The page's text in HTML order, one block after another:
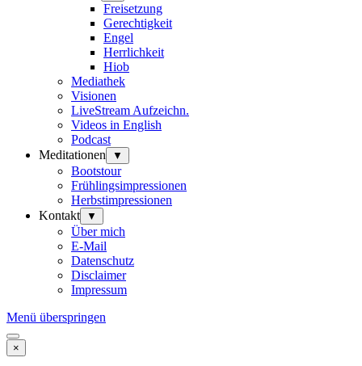
Freisetzung
Gerechtigkeit
Engel
Herrlichkeit
Hiob
Mediathek
Visionen
LiveStream Aufzeichn.
Videos in English
Podcast
Meditationen
▼
Bootstour
Frühlingsimpressionen
Herbstimpressionen
Kontakt
▼
Über mich
E-Mail
Datenschutz
Disclaimer
Impressum
Menü überspringen
×